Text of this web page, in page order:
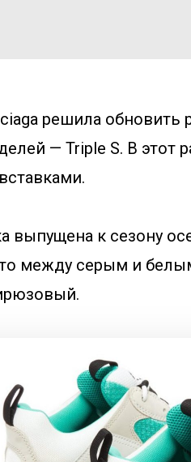
решила обновить
— Triple S. В этот
выпущена к сезону
между серым и